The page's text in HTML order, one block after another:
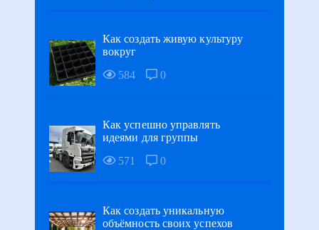
Как создать живую культуру
вокруг
584
0
Как успешно управлять
идеями для группы
571
0
Как создать уникальную
объёмность своих успехов